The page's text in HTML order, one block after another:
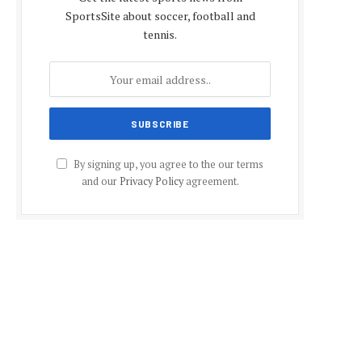
SportsSite about soccer, football and
tennis.
By signing up, you agree to the our terms
and our Privacy Policyagreement.